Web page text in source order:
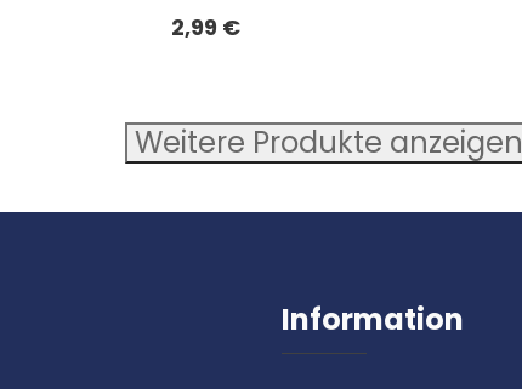
2,99 €
Weitere Produkte anzeigen
Information